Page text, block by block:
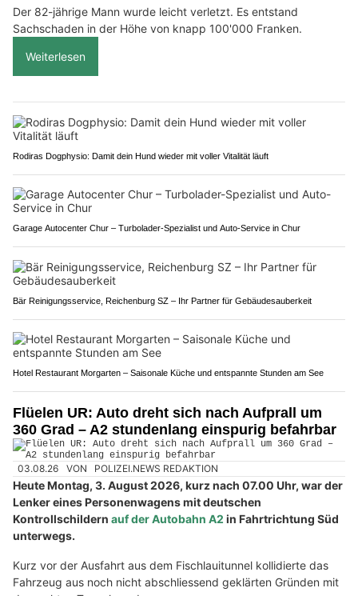
Der 82-jährige Mann wurde leicht verletzt. Es entstand
Sachschaden in der Höhe von knapp 100'000 Franken.
Weiterlesen
Rodiras Dogphysio: Damit dein Hund wieder mit voller Vitalität läuft
Garage Autocenter Chur – Turbolader-Spezialist und Auto-Service in Chur
Bär Reinigungsservice, Reichenburg SZ – Ihr Partner für Gebäudesauberkeit
Hotel Restaurant Morgarten – Saisonale Küche und entspannte Stunden am See
Flüelen UR: Auto dreht sich nach Aufprall um
360 Grad – A2 stundenlang einspurig befahrbar
03.08.26 VON POLIZEI.NEWS REDAKTION
Heute Montag, 3. August 2026, kurz nach 07.00 Uhr, war der
Lenker eines Personenwagens mit deutschen
Kontrollschildern auf der Autobahn A2 in Fahrtrichtung Süd
unterwegs.
Kurz vor der Ausfahrt aus dem Fischlauitunnel kollidierte das
Fahrzeug aus noch nicht abschliessend geklärten Gründen mit